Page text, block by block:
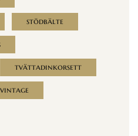
stödbälte
tvättadinkorsett
vintage